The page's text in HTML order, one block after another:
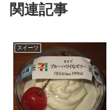
関連記事
スイーツ